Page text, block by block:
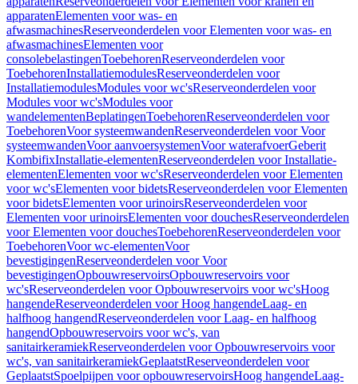
apparatenElementen voor was- en
afwasmachinesReserveonderdelen voor Elementen voor was- en
afwasmachinesElementen voor
consolebelastingenToebehorenReserveonderdelen voor
ToebehorenInstallatiemodulesReserveonderdelen voor
InstallatiemodulesModules voor wc'sReserveonderdelen voor
Modules voor wc'sModules voor
wandelementenBeplatingenToebehorenReserveonderdelen voor
ToebehorenVoor systeemwandenReserveonderdelen voor Voor
systeemwandenVoor aanvoersystemenVoor waterafvoerGeberit
KombifixInstallatie-elementenReserveonderdelen voor Installatie-
elementenElementen voor wc'sReserveonderdelen voor Elementen
voor wc'sElementen voor bidetsReserveonderdelen voor Elementen
voor bidetsElementen voor urinoirsReserveonderdelen voor
Elementen voor urinoirsElementen voor douchesReserveonderdelen
voor Elementen voor douchesToebehorenReserveonderdelen voor
ToebehorenVoor wc-elementenVoor
bevestigingenReserveonderdelen voor Voor
bevestigingenOpbouwreservoirsOpbouwreservoirs voor
wc'sReserveonderdelen voor Opbouwreservoirs voor wc'sHoog
hangendeReserveonderdelen voor Hoog hangendeLaag- en
halfhoog hangendReserveonderdelen voor Laag- en halfhoog
hangendOpbouwreservoirs voor wc's, van
sanitairkeramiekReserveonderdelen voor Opbouwreservoirs voor
wc's, van sanitairkeramiekGeplaatstReserveonderdelen voor
GeplaatstSpoelpijpen voor opbouwreservoirsHoog hangendeLaag-